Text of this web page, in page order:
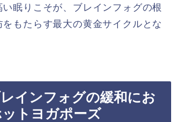
い眠りこそが、ブレインフォグの根
もたらす最大の黄金サイクルとな
インフォグの緩和にお
トヨガポーズ